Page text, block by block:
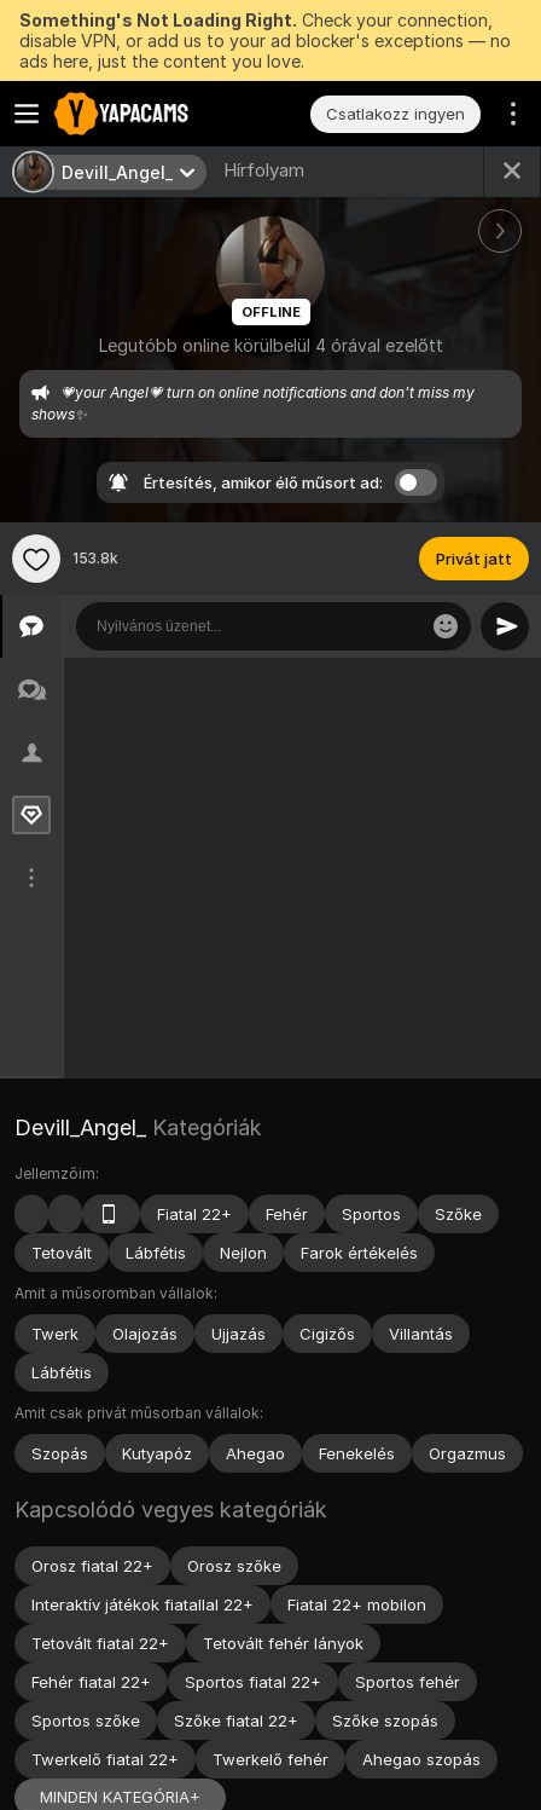
Something's Not Loading Right. Check your connection,
disable VPN, or add us to your ad blocker's exceptions — no
ads here, just the content you love.
Csatlakozz ingyen
Devill_Angel_ Hírfolyam
OFFLINE
Legutóbb online körülbelül 4 órával ezelőtt
💗your Angel💗 turn on online notifications and don't miss my
shows✨
Értesítés, amikor élő műsort ad:
153.8k Privát jatt
Devill_Angel_ Kategóriák
Jellemzőim:
Fiatal 22+ Fehér Sportos
Szőke
Tetovált
Lábfétis Nejlon Farok értékelés
Amit a műsoromban vállalok:
Twerk Olajozás Ujjazás Cigizős
Villantás
Lábfétis
Amit csak privát műsorban vállalok:
Szopás Kutyapóz Ahegao Fenekelés Orgazmus
Kapcsolódó vegyes kategóriák
Orosz fiatal 22+
Orosz szőke
Interaktív játékok fiatallal 22+
Fiatal 22+ mobilon
Tetovált fiatal 22+
Tetovált fehér lányok
Fehér fiatal 22+
Sportos fiatal 22+
Sportos fehér
Sportos szőke
Szőke fiatal 22+
Szőke szopás
Twerkelő fiatal 22+
Twerkelő fehér
Ahegao szopás
MINDEN KATEGÓRIA+